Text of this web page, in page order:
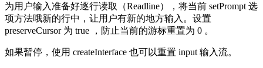
为用户输入准备好逐行读取（Readline），将当前 setPrompt 选
项方法哦新的行中，让用户有新的地方输入。设置
preserveCursor 为 true ，防止当前的游标重置为 0 。
如果暂停，使用 createInterface 也可以重置 input 输入流。